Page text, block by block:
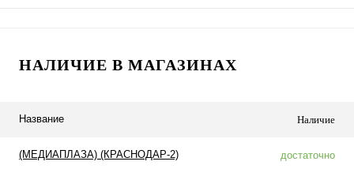
НАЛИЧИЕ В МАГАЗИНАХ
Название Наличие
(МЕДИАПЛАЗА) (КРАСНОДАР-2) достаточно